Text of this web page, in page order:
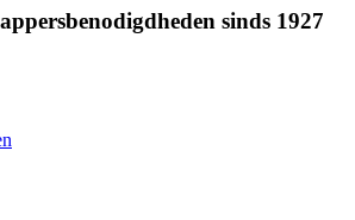
sinds 1927